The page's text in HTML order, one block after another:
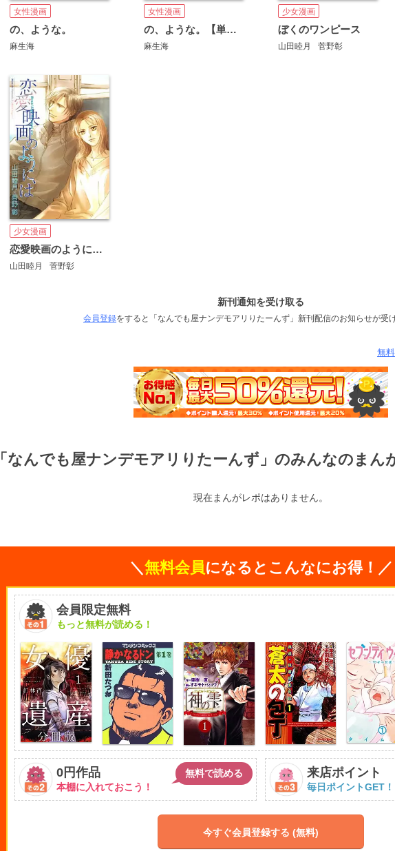
女性漫画
の、ような。
麻生海
女性漫画
の、ような。【単話版】
麻生海
少女漫画
ぼくのワンピース
山田睦月 菅野彰
少女漫画
恋愛映画のように、は
山田睦月 菅野彰
新刊通知を受け取る
会員登録をすると「なんでも屋ナンデモアリりたーんず」新刊配信のお知らせが受
無
「なんでも屋ナンデモアリりたーんず」のみんなのまん
現在まんがレポはありません。
＼無料会員になるとこんなにお得！／
会員限定無料
もっと無料が読める！
0円作品
本棚に入れておこう！
無料で読める 来店ポイント
毎日ポイントGET！
今すぐ会員登録する (無料)